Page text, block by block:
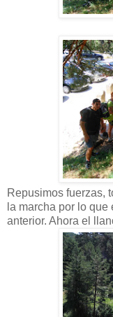
Repusimos fuerzas,
la marcha por lo
anterior. Ahora el